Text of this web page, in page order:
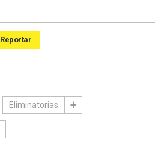
Reportar
Eliminatorias